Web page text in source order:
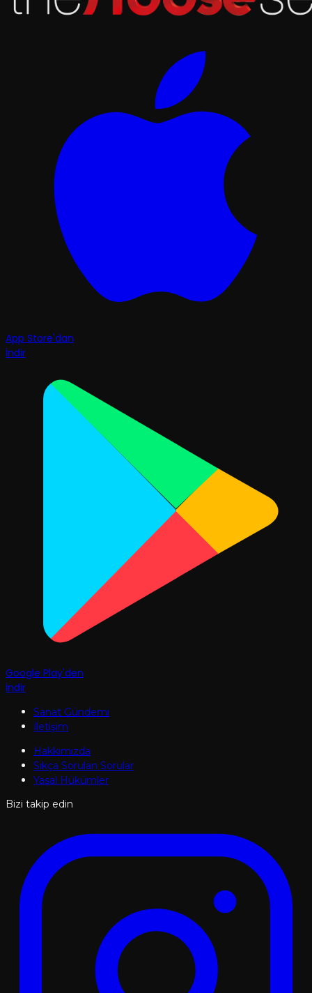
App Store'dan
İndir
Google Play'den
İndir
Sanat Gündemi
İletişim
Hakkımızda
Sıkça Sorulan Sorular
Yasal Hükümler
Bizi takip edin